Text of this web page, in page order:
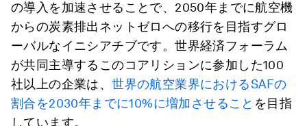
の導入を加速させることで、2050年までに航空機
からの炭素排出ネットゼロへの移行を目指すグロ
ーバルなイニシアチブです。世界経済フォーラム
が共同主導するこのコアリションに参加した100
社以上の企業は、世界の航空業界におけるSAFの
割合を2030年までに10%に増加させること を目指
しています。